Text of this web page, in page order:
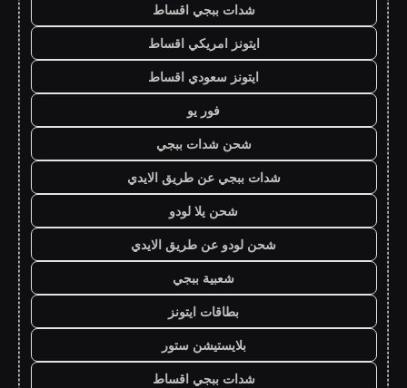
شدات ببجي اقساط
ايتونز امريكي اقساط
ايتونز سعودي اقساط
فور يو
شحن شدات ببجي
شدات ببجي عن طريق الايدي
شحن يلا لودو
شحن لودو عن طريق الايدي
شعبية ببجي
بطاقات ايتونز
بلايستيشن ستور
شدات ببجي اقساط